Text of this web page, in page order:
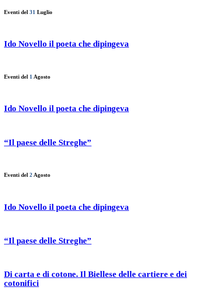
Eventi del 31 Luglio
Ido Novello il poeta che dipingeva
Eventi del 1 Agosto
Ido Novello il poeta che dipingeva
“Il paese delle Streghe”
Eventi del 2 Agosto
Ido Novello il poeta che dipingeva
“Il paese delle Streghe”
Di carta e di cotone. Il Biellese delle cartiere e dei
cotonifici